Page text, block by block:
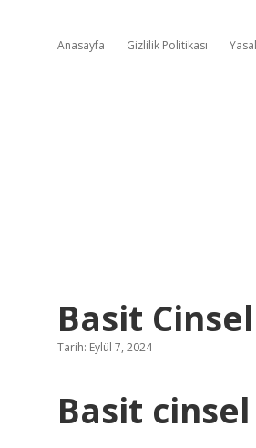
Anasayfa Gizlilik Politikası
Basit
Tarih: Eylül 7, 2024
Basit